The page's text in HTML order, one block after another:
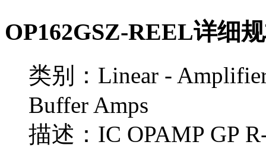
OP162GSZ-REEL详细
类别：Linear -
Buffer Amps
描述：IC OPAMP GP